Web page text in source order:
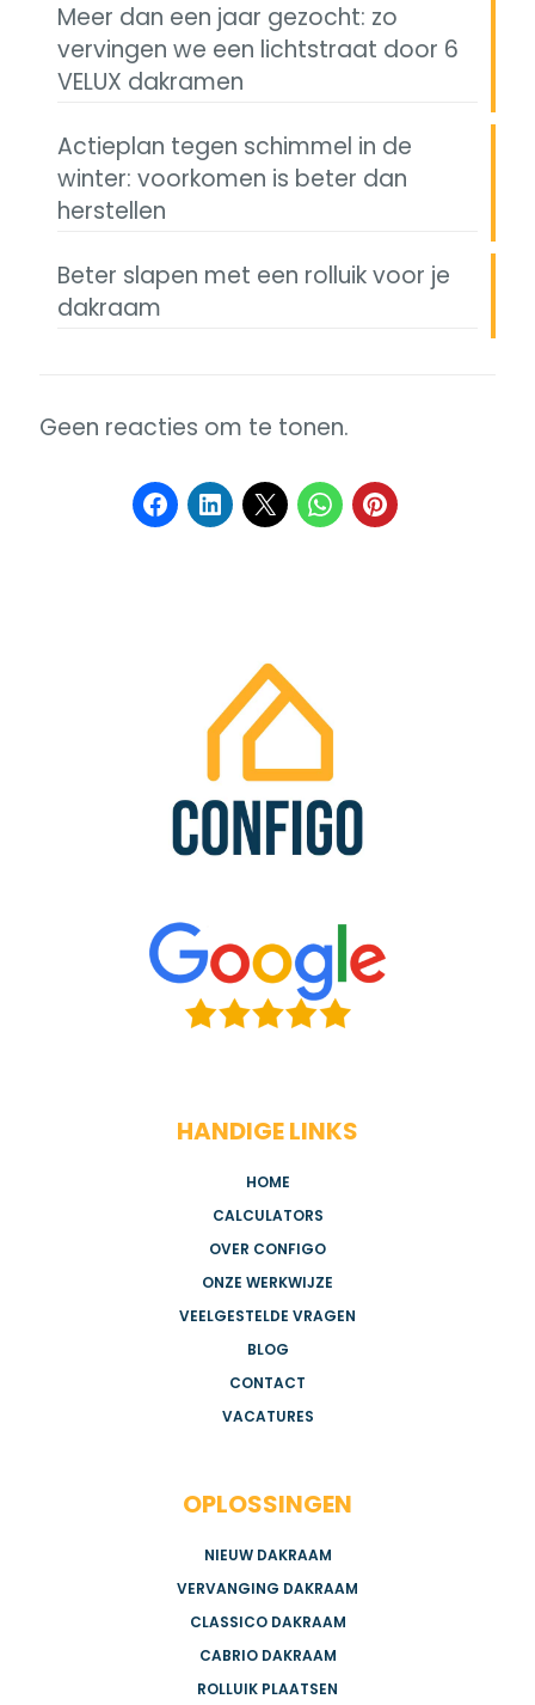
Meer dan een jaar gezocht: zo
vervingen we een lichtstraat door 6
VELUX dakramen
Actieplan tegen schimmel in de
winter: voorkomen is beter dan
herstellen
Beter slapen met een rolluik voor je
dakraam
Geen reacties om te tonen.
HANDIGE LINKS
HOME
CALCULATORS
OVER CONFIGO
ONZE WERKWIJZE
VEELGESTELDE VRAGEN
BLOG
CONTACT
VACATURES
OPLOSSINGEN
NIEUW DAKRAAM
VERVANGING DAKRAAM
CLASSICO DAKRAAM
CABRIO DAKRAAM
ROLLUIK PLAATSEN